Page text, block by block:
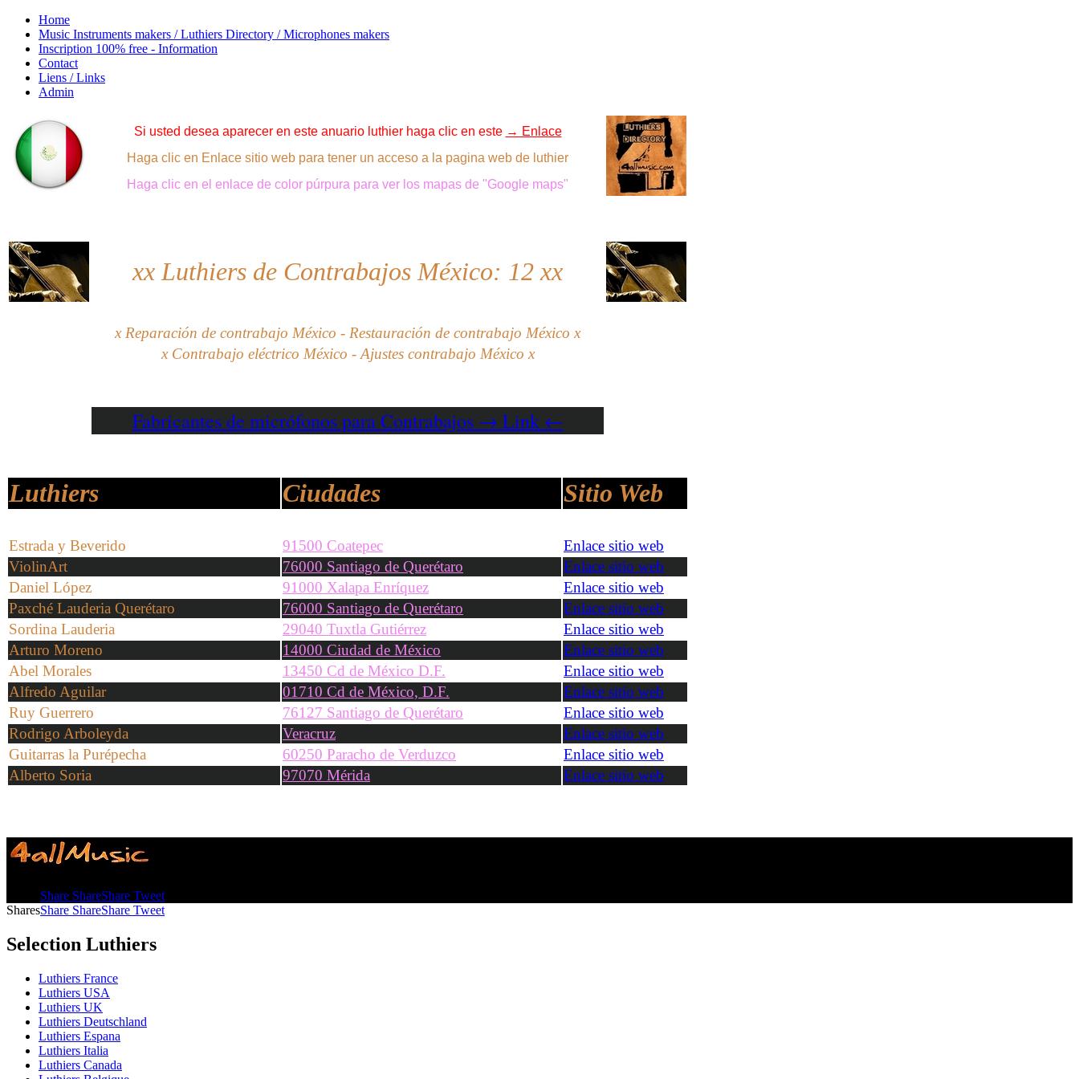
Home
Music Instruments makers / Luthiers Directory / Microphones makers
Inscription 100% free - Information
Contact
Liens / Links
Admin
Si usted desea aparecer en este anuario luthier haga clic en este → Enlace
Haga clic en Enlace sitio web para tener un acceso a la pagina web de luthier
Haga clic en el enlace de color púrpura para ver los mapas de "Google maps"
xx Luthiers de Contrabajos México: 12 xx
x Reparación de contrabajo México - Restauración de contrabajo México x
x Contrabajo eléctrico México - Ajustes contrabajo México x
Fabricantes de micrófonos para Contrabajos → Link ←
Luthiers Ciudades Sitio Web
Estrada y Beverido 91500 Coatepec
Enlace sitio web
ViolinArt
76000 Santiago de Querétaro
Enlace sitio web
Daniel López
91000 Xalapa Enríquez
Enlace sitio web
Paxché Lauderia Querétaro
76000 Santiago de Querétaro
Enlace sitio web
Sordina Lauderia
29040 Tuxtla Gutiérrez
Enlace sitio web
Arturo Moreno
14000 Ciudad de México
Enlace sitio web
Abel Morales
13450 Cd de México D.F.
Enlace sitio web
Alfredo Aguilar
01710 Cd de México, D.F.
Enlace sitio web
Ruy Guerrero
76127 Santiago de Querétaro
Enlace sitio web
Rodrigo Arboleyda
Veracruz
Enlace sitio web
Guitarras la Purépecha
60250 Paracho de Verduzco
Enlace sitio web
Alberto Soria
97070 Mérida Enlace sitio web
Share ShareShare Tweet
SharesShare ShareShare Tweet
Selection Luthiers
Luthiers France
Luthiers USA
Luthiers UK
Luthiers Deutschland
Luthiers Espana
Luthiers Italia
Luthiers Canada